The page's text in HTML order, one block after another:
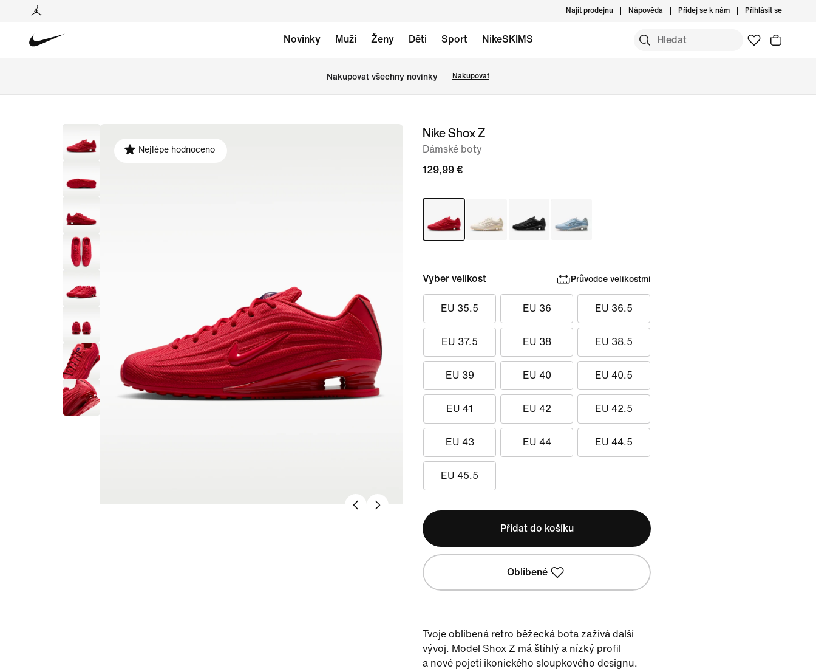
Najít prodejnu Nápověda Přidej se k nám Přihlásit se
Novinky Muži Ženy Děti Sport NikeSKIMS
Nakupovat všechny novinky Nakupovat
obrázek
Nejlépe hodnoceno
Nike Shox Z
Dámské boty
129,99 €
Vyber velikost Průvodce velikostmi
EU 35.5 EU 36 EU 36.5
EU 37.5 EU 38 EU 38.5
EU 39 EU 40 EU 40.5
EU 41 EU 42 EU 42.5
EU 43 EU 44 EU 44.5
EU 45.5
Přidat do košíku
Oblíbené
Tvoje oblíbená retro běžecká bota zažívá další
vývoj. Model Shox Z má štíhlý a nízký profil
a nové pojetí ikonického sloupkového designu.